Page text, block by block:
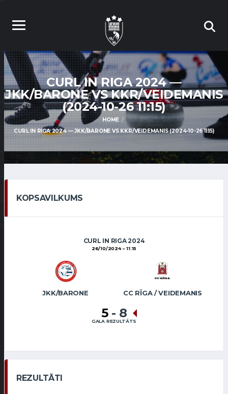
CURL IN RIGA 2024 —
JKK/BARONE VS KKR/VEIDEMANIS
(2024-10-26 11:15)
HOME
CURL IN RIGA 2024 — JKK/BARONE VS KKR/VEIDEMANIS (2024-10-26 11:15)
KOPSAVILKUMS
CURL IN RIGA 2024
26/10/2024 11:15
JKK/BARONE CC RĪGA / VEIDEMANIS
5 - 8
GALA REZULTĀTS
REZULTĀTI